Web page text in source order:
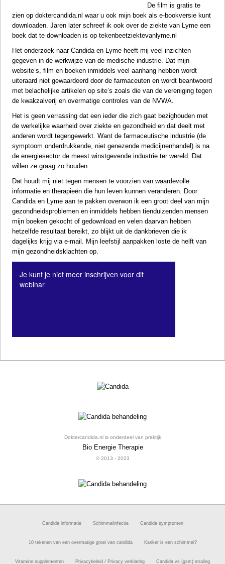
De film is gratis te
zien op doktercandida.nl waar u ook mijn boek als e-bookversie kunt
downloaden. Jaren later schreef ik ook over de ziekte van Lyme een
boek dat te downloaden is op tekenbeetziektevanlyme.nl
Het onderzoek naar Candida en Lyme heeft mij veel inzichten
gegeven in de werkwijze van de medische industrie. Dat mijn
website’s, film en boeken inmiddels veel aanhang hebben wordt
uiteraard niet gewaardeerd door de farmaceuten en wordt beantwoord
met belachelijke artikelen op site’s zoals die van de vereniging tegen
de kwakzalverij en overmatige controles van de NVWA.
Het is geen verrassing dat een ieder die zich gaat bezighouden met
de werkelijke waarheid over ziekte en gezondheid en dat deelt met
anderen wordt tegengewerkt. Want de farmaceutische industrie (de
symptoom onderdrukkende, niet genezende medicijnenhandel) is na
de energiesector de meest winstgevende industrie ter wereld. Dat
willen ze graag zo houden.
Dat houdt mij niet tegen mensen te voorzien van waardevolle
informatie en therapieën die hun leven kunnen veranderen. Door
Candida en Lyme aan te pakken overwon ik een groot deel van mijn
gezondheidsproblemen en inmiddels hebben tienduizenden mensen
mijn boeken gekocht of gedownload en velen daarvan hebben
hetzelfde resultaat bereikt, zo blijkt uit de dankbrieven die ik
dagelijks krijg via e-mail. Mijn leefstijl aanpakken loste de helft van
mijn gezondheidsklachten op.
Doktercandida.nl is onderdeel van praktijk
Bio Energie Therapie
© 2013 - 2023
Candida informatie Schimmelinfectie Candida symptomen
10 tekenen van een overmatige groei van candida Kanker is een schimmel?
Vitamine supplementen Privacybeleid / Privacy verklaring Candida vs (gsm) straling